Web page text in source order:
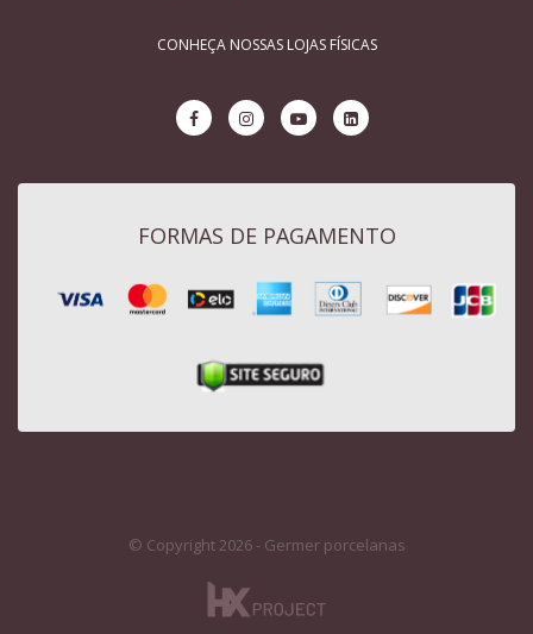
CONHEÇA NOSSAS LOJAS FÍSICAS
FORMAS DE PAGAMENTO
© Copyright 2026 - Germer porcelanas